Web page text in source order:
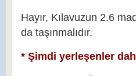
Hayır, Kılavuzun 2.6
da taşınmalıdır.
* Şimdi yerleşenler